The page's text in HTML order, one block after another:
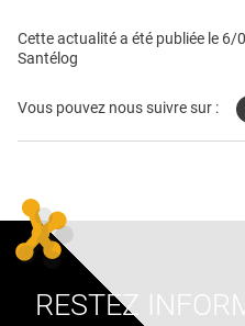
Cette actualité a été publiée le 6/
Santélog
Vous pouvez nous suivre sur :
RESTEZ